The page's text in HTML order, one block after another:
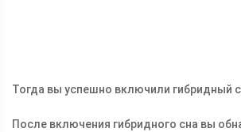
Тогда вы успешно включили гибридный
После включения гибридного сна вы